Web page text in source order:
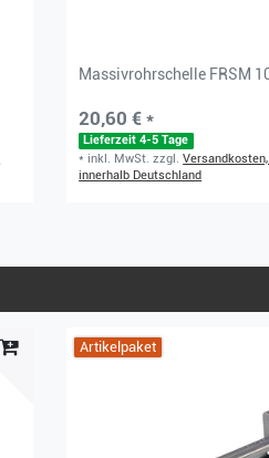
Massivrohrschelle FRSM
20,60 € *
Lieferzeit 4-5 Tage
* inkl. MwSt. zzgl.
innerhalb Deutschland
Artikelpaket